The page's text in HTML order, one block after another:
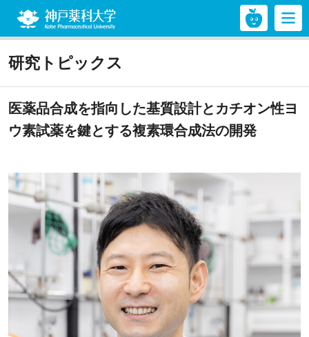
研究トピックス
医薬品合成を指向した基質設計とカチオン性ヨ
ウ素試薬を鍵とする複素環合成法の開発
神戸薬科大学